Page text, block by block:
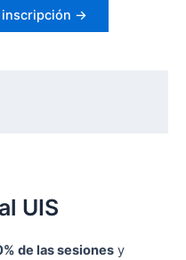
inscripción →
UIS
de las sesionesy